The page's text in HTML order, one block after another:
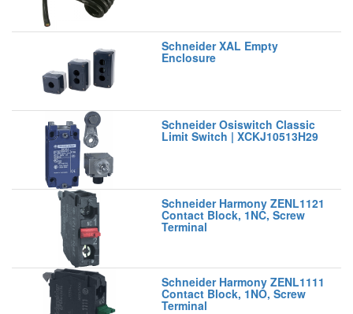
Schneider XAL Empty
Enclosure
Schneider Osiswitch Classic
Limit Switch | XCKJ10513H29
Schneider Harmony ZENL1121
Contact Block, 1NC, Screw
Terminal
Schneider Harmony ZENL1111
Contact Block, 1NO, Screw
Terminal